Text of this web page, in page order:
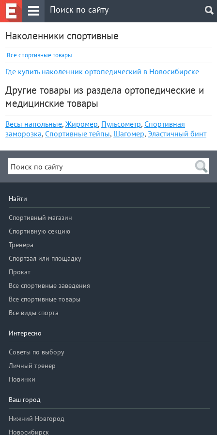
Наколенники спортивные
Все спортивные товары
Где купить наколенник ортопедический в Новосибирске
Другие товары из раздела ортопедические и
медицинские товары
Весы напольные, Жиромер, Пульсометр, Спортивная
заморозка, Спортивные тейпы, Шагомер, Эластичный бинт
Найти
Спортивный магазин
Спортивную секцию
Тренера
Спортзал или площадку
Прокат
Все спортивные заведения
Все спортивные товары
Все виды спорта
Интересно
Советы по выбору
Личный тренер
Новинки
Ваш город
Нижний Новгород
Новосибирск